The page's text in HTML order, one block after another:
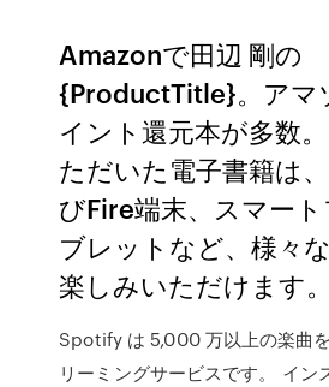
Amazonで田辺 剛の
{ProductTitle}。アマ
イント還元本が多数
ただいた電子書籍は
びFire端末、スマー
ブレットなど、様々
楽しみいただけます。
Spotify は 5,000 万以上の楽曲
リーミングサービスです。 イン